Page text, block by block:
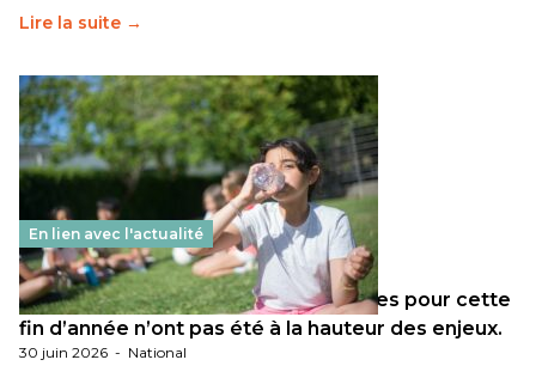
Lire la suite →
En lien avec l'actualité
Les décisions ministérielles attendues pour cette
fin d’année n’ont pas été à la hauteur des enjeux.
30 juin 2026 - National